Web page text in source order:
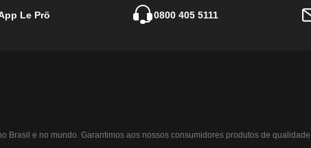
Le Prö 0800 405 5111
Brasil e no mundo. Garantimos aos nossos consumidores produtos de